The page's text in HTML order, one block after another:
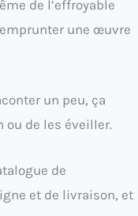
de l’effroyable
une œuvre
un peu, ça
ou de les éveiller.
de
et de livraison, et